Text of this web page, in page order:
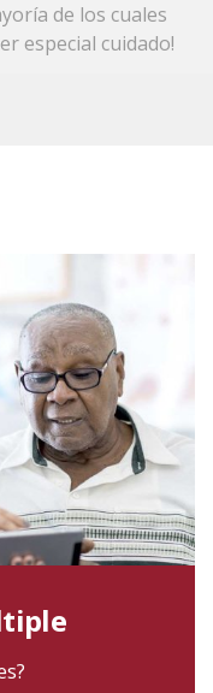
de los cuales
especial cuidado!